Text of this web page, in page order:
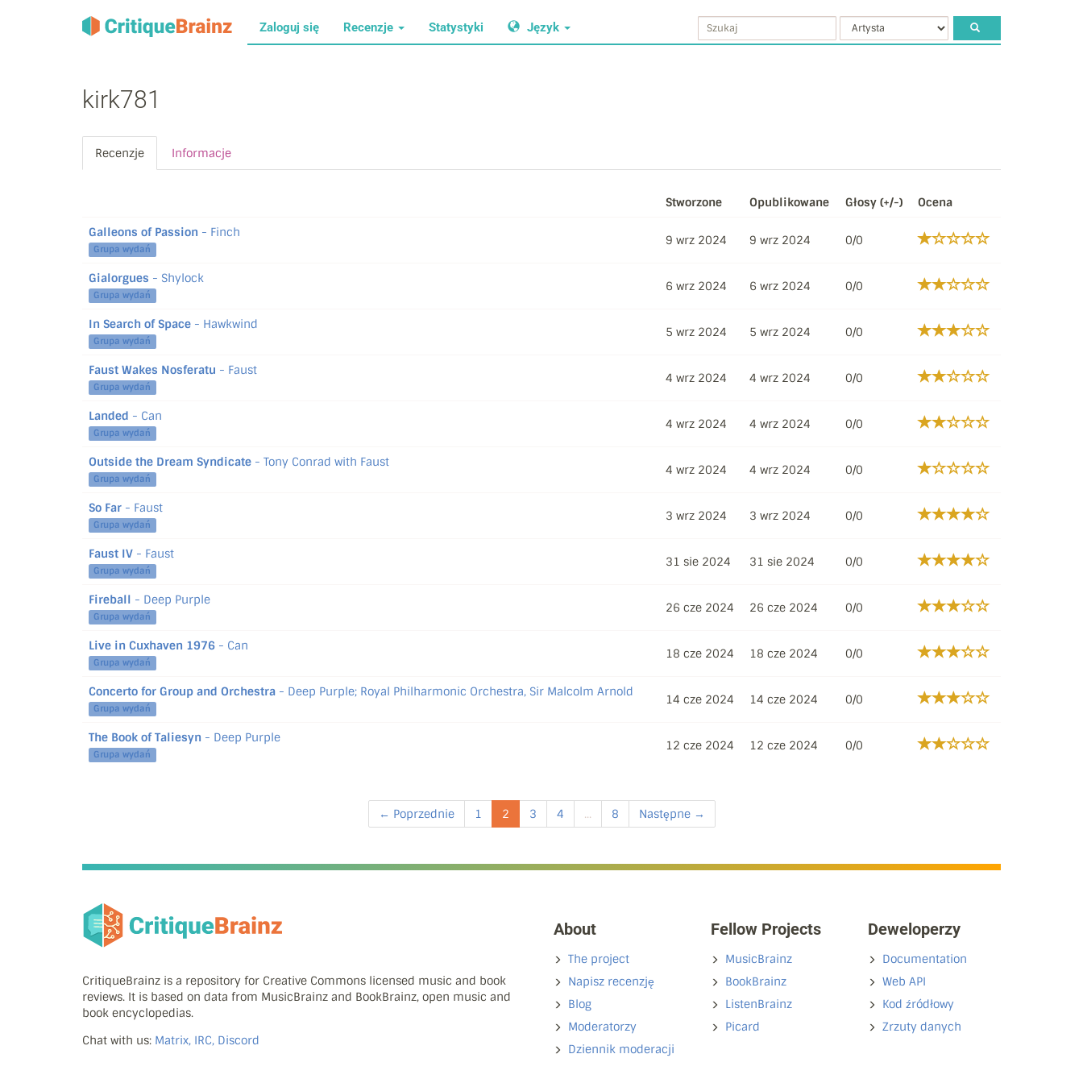
Zaloguj się Recenzje Statystyki Język
kirk781
Recenzje Informacje
Stworzone Opublikowane Głosy (+/-) Ocena
Galleons of Passion - Finch
Grupa wydań
9 wrz 2024 9 wrz 2024 0/0
Gialorgues - Shylock
Grupa wydań
6 wrz 2024 6 wrz 2024 0/0
In Search of Space - Hawkwind
Grupa wydań
5 wrz 2024 5 wrz 2024 0/0
Faust Wakes Nosferatu - Faust
Grupa wydań
4 wrz 2024 4 wrz 2024 0/0
Landed - Can
Grupa wydań
4 wrz 2024 4 wrz 2024 0/0
Outside the Dream Syndicate - Tony Conrad with Faust
Grupa wydań
4 wrz 2024 4 wrz 2024 0/0
So Far - Faust
Grupa wydań
3 wrz 2024 3 wrz 2024 0/0
Faust IV - Faust
Grupa wydań
31 sie 2024 31 sie 2024 0/0
Fireball - Deep Purple
Grupa wydań
26 cze 2024 26 cze 2024 0/0
Live in Cuxhaven 1976 - Can
Grupa wydań
18 cze 2024 18 cze 2024 0/0
Concerto for Group and Orchestra - Deep Purple; Royal Philharmonic Orchestra, Sir Malcolm Arnold
Grupa wydań
14 cze 2024 14 cze 2024 0/0
The Book of Taliesyn - Deep Purple
Grupa wydań
12 cze 2024 12 cze 2024 0/0
← Poprzednie 1 2 3 4 ... 8 Następne →
CritiqueBrainz is a repository for Creative Commons licensed music and book
reviews. It is based on data from MusicBrainz and BookBrainz, open music and
book encyclopedias.
Chat with us: Matrix, IRC, Discord
About
The project
Napisz recenzję
Blog
Moderatorzy
Dziennik moderacji
Fellow Projects
MusicBrainz
BookBrainz
ListenBrainz
Picard
Deweloperzy
Documentation
Web API
Kod źródłowy
Zrzuty danych